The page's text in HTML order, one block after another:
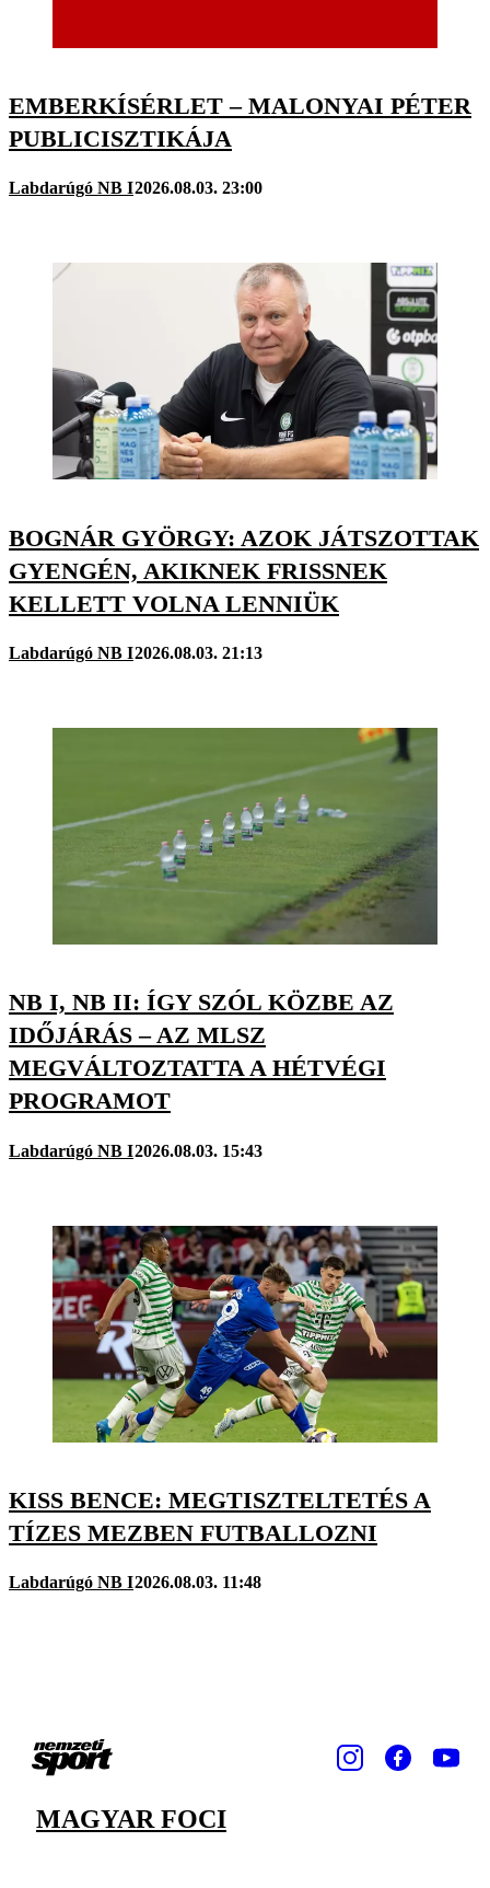
EMBERKÍSÉRLET – MALONYAI PÉTER
PUBLICISZTIKÁJA
Labdarúgó NB I2026.08.03. 23:00
BOGNÁR GYÖRGY: AZOK JÁTSZOTTAK
GYENGÉN, AKIKNEK FRISSNEK
KELLETT VOLNA LENNIÜK
Labdarúgó NB I2026.08.03. 21:13
NB I, NB II: ÍGY SZÓL KÖZBE AZ
IDŐJÁRÁS – AZ MLSZ
MEGVÁLTOZTATTA A HÉTVÉGI
PROGRAMOT
Labdarúgó NB I2026.08.03. 15:43
KISS BENCE: MEGTISZTELTETÉS A
TÍZES MEZBEN FUTBALLOZNI
Labdarúgó NB I2026.08.03. 11:48
MAGYAR FOCI